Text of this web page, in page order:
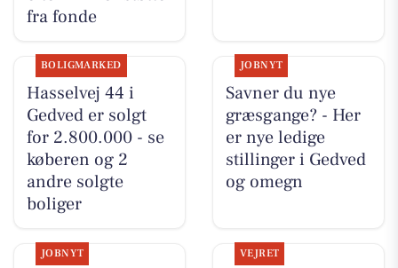
fra fonde
BOLIGMARKED
Hasselvej 44 i
Gedved er solgt
for 2.800.000 - se
køberen og 2
andre solgte
boliger
JOBNYT
Savner du nye
græsgange? - Her
er nye ledige
stillinger i Gedved
og omegn
JOBNYT VEJRET